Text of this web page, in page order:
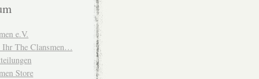
e.V.
Ihr The Clansmen…
Store